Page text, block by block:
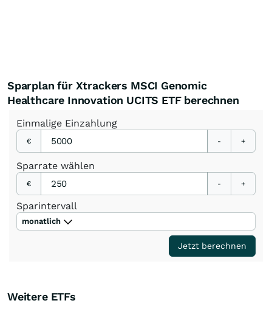
Sparplan für Xtrackers MSCI Genomic
Healthcare Innovation UCITS ETF berechnen
Einmalige Einzahlung
€ - +
Sparrate wählen
€ - +
Sparintervall
monatlich
Jetzt berechnen
Weitere ETFs